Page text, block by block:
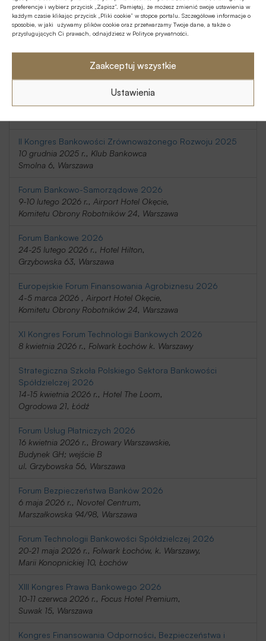
preferencje i wybierz przycisk „Zapisz”. Pamiętaj, że możesz zmienić swoje ustawienia w
każdym czasie klikając przycisk „Pliki cookie” w stopce portalu. Szczegółowe informacje o
sposobie, w jaki używamy plików cookie oraz przetwarzamy Twoje dane, a także o
przysługujących Ci prawach, odnajdziesz w Polityce prywatności.
Zaakceptuj wszystkie
Ustawienia
20-21 listopada 2025 r., Holiday Inn
Telimeny 1, Józefów
Belwederska 23, Warszawa
9 grudnia 2025 r., Novotel Centrum,
II Kongres Bankowości Zrównoważonego Rozwoju 2025
10 grudnia 2025 r., Klub Bankowca
Smolna 6, Warszawa
Forum Bankowo-Samorządowe 2026
9-10 lutego 2026 r., Airport Hotel Okęcie,
Komitetu Obrony Robotników 24, Warszawa
Forum Bankowe 2026
24-25 lutego 2026 r., Hotel Hilton,
Grzybowska 63, Warszawa
Europejskie Forum Finansowania Agrobiznesu 2026
4-5 marca 2026 , Airport Hotel Okęcie,
Komitetu Obrony Robotników 24, Warszawa
XI Kongres Forum Technologii Bankowych 2026
8 kwietnia 2026 r., Folwark Łochów k. Warszawy
Strategiczna Szkoła Polskiego Sektora Bankowości
Spółdzielczej 2026
14-15 kwietnia 2026 r., Hotel The Loom,
Ogrodowa 21, Łódź
Forum Usług Płatniczych 2026
16 kwietnia 2026 r., Browary Warszawskie,
Budynek GH; wejście B
ul. Grzybowska 56, Warszawa
Forum Bezpieczeństwa Banków 2026
6 maja 2026 r., Novotel Centrum,
Marszałkowska 94/98, Warszawa
Forum Technologii Bankowości Spółdzielczej 2026
20-21 maja 2026 r., Folwark Łochów, k. Warszawy,
Marii Konopnickiej 10, Łochów
XIII Kongres Prawa Bankowego 2026
10-11 czerwca 2026 r., Focus Hotel Premium,
Suwak 15, Warszawa
Kongres Finansowania Odporności, Bezpieczeństwa i